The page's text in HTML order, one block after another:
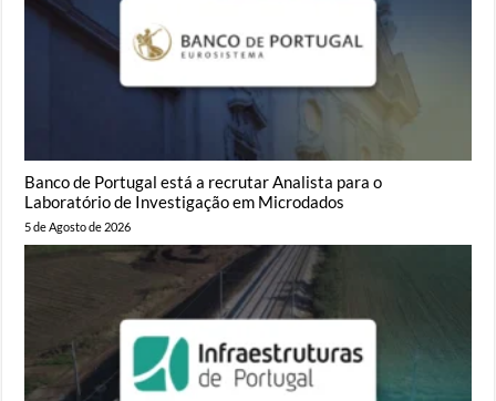
Banco de Portugal está a recrutar Analista para o
Laboratório de Investigação em Microdados
5 de Agosto de 2026